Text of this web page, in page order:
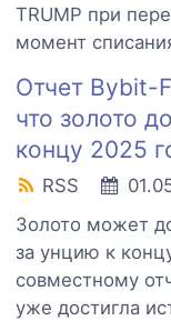
TRUMP при
момент
Отчет Bybit-
что золото
концу 2025
RSS
Золото может
за унцию к
совместному
уже достигла